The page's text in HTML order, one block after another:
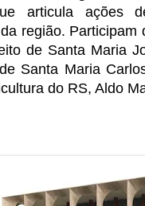
articula ações
região.
de Santa Maria
Santa Maria
do RS, Aldo